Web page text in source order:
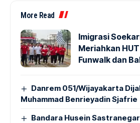
More Read
Imigrasi
Meriahkan
Funwalk dan
Danrem 051/Wijayakarta
Muhammad Benrieyadin Sjafrie
Bandara Husein